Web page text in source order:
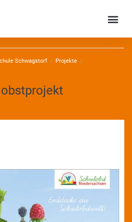
Schwagstorf / Projekte /